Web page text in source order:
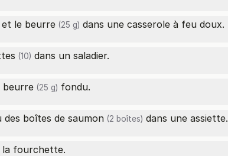
et le beurre (25 g) dans une casserole à feu doux.
(10) dans un saladier.
beurre (25 g) fondu.
des boîtes de saumon (2 boîtes) dans une assiette.
la fourchette.